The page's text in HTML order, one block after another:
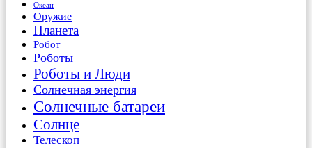
Океан
Оружие
Планета
Робот
Роботы
Роботы и Люди
Солнечная энергия
Солнечные батареи
Солнце
Телескоп